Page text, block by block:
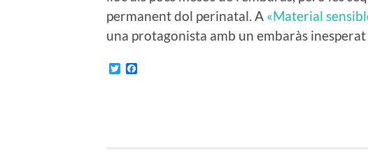
permanent dol perinatal. A «Material
una protagonista amb un embaràs
Twitter